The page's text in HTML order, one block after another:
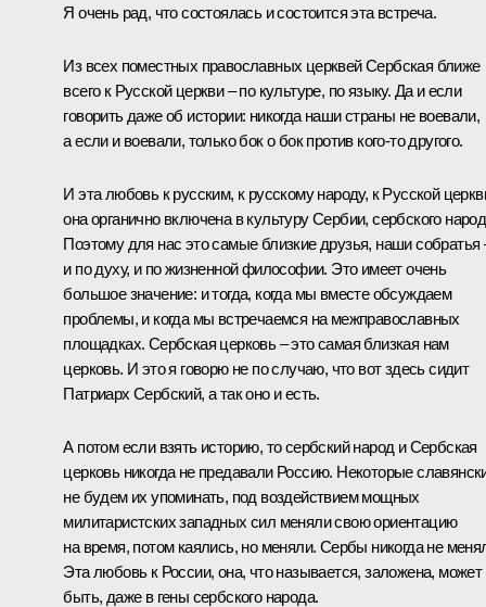
Я очень рад, что состоялась и состоится эта встреча.
Из всех поместных православных церквей Сербская ближе
всего к Русской церкви – по культуре, по языку. Да и если
говорить даже об истории: никогда наши страны не воевали,
а если и воевали, только бок о бок против кого-то другого.
И эта любовь к русским, к русскому народу, к Русской
она органично включена в культуру Сербии, сербского
Поэтому для нас это самые близкие друзья, наши собратья
и по духу, и по жизненной философии. Это имеет очень
большое значение: и тогда, когда мы вместе обсуждаем
проблемы, и когда мы встречаемся на межправославных
площадках. Сербская церковь – это самая близкая нам
церковь. И это я говорю не по случаю, что вот здесь сидит
Патриарх Сербский, а так оно и есть.
А потом если взять историю, то сербский народ и Сербская
церковь никогда не предавали Россию. Некоторые
не будем их упоминать, под воздействием мощных
милитаристских западных сил меняли свою ориентацию
на время, потом каялись, но меняли. Сербы никогда не
Эта любовь к России, она, что называется, заложена, может
быть, даже в гены сербского народа.